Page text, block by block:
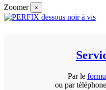
Zoomer ×
Par le
ou par